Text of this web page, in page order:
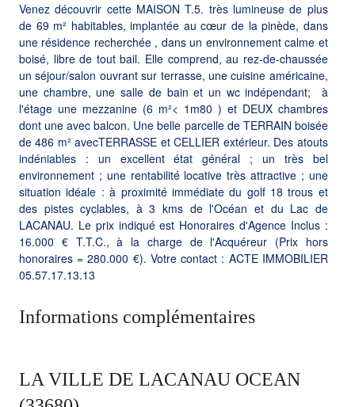
Venez découvrir cette MAISON T.5. très lumineuse de plus
de 69 m² habitables, implantée au cœur de la pinède, dans
une résidence recherchée , dans un environnement calme et
boisé, libre de tout bail. Elle comprend, au rez-de-chaussée
un séjour/salon ouvrant sur terrasse, une cuisine américaine,
une chambre, une salle de bain et un wc indépendant; à
l'étage une mezzanine (6 m²< 1m80 ) et DEUX chambres
dont une avec balcon. Une belle parcelle de TERRAIN boisée
de 486 m² avecTERRASSE et CELLIER extérieur. Des atouts
indéniables : un excellent état général ; un très bel
environnement ; une rentabilité locative très attractive ; une
situation idéale : à proximité immédiate du golf 18 trous et
des pistes cyclables, à 3 kms de l'Océan et du Lac de
LACANAU. Le prix indiqué est Honoraires d'Agence Inclus :
16.000 € T.T.C., à la charge de l'Acquéreur (Prix hors
honoraires = 280.000 €). Votre contact : ACTE IMMOBILIER
05.57.17.13.13
Informations complémentaires
LA VILLE DE LACANAU OCEAN